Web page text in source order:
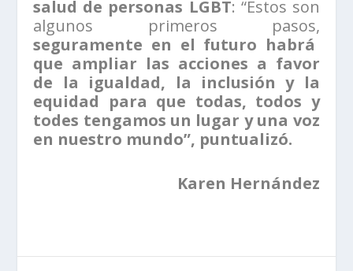
salud de personas LGBT: “Estos son
algunos primeros pasos,
seguramente en el futuro habrá
que ampliar las acciones a favor
de la igualdad, la inclusión y la
equidad para que todas, todos y
todes tengamos un lugar y una voz
en nuestro mundo”, puntualizó.
Karen Hernández